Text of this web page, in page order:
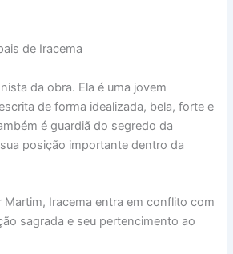
de Iracema
da obra. Ela é uma jovem
de forma idealizada, bela, forte e
é guardiã do segredo da
posição importante dentro da
Martim, Iracema entra em conflito com
sagrada e seu pertencimento ao